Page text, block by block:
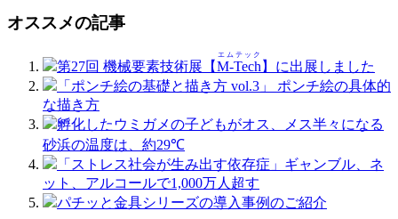
オススメの記事
第27回 機械要素技術展【M-Tech
エムテック
】に出展しました
「ポンチ絵の基礎と描き方 vol.3」 ポンチ絵の具体的
な描き方
孵化したウミガメの子どもがオス、メス半々になる
砂浜の温度は、約29℃
「ストレス社会が生み出す依存症」ギャンブル、ネ
ット、アルコールで1,000万人超す
パチッと金具シリーズの導入事例のご紹介